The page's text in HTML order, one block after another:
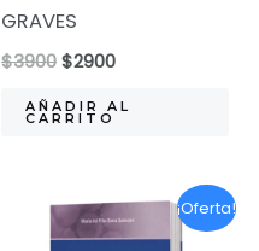
GRAVES
$3900El
original
era:
$2900El
actual
AÑADIR AL
CARRITO
¡Oferta!